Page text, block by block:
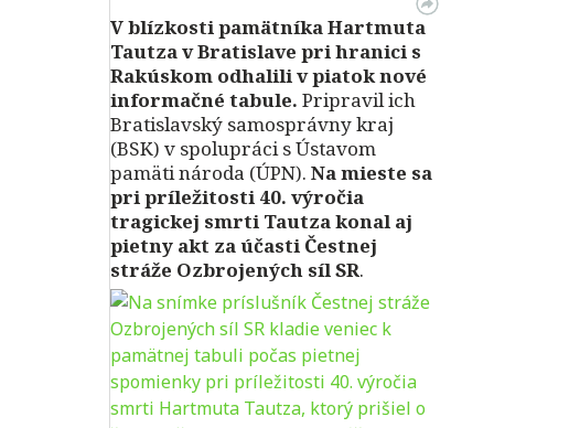
V blízkosti pamätníka Hartmuta
Tautza v Bratislave pri hranici s
Rakúskom odhalili v piatok nové
informačné tabule. Pripravil ich
Bratislavský samosprávny kraj
(BSK) v spolupráci s Ústavom
pamäti národa (ÚPN). Na mieste sa
pri príležitosti 40. výročia
tragickej smrti Tautza konal aj
pietny akt za účasti Čestnej
stráže Ozbrojených síl SR.